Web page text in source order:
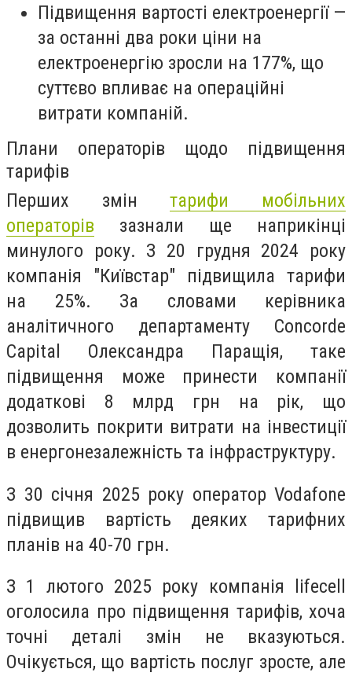
Підвищення вартості електроенергії —
за останні два роки ціни на
електроенергію зросли на 177%, що
суттєво впливає на операційні
витрати компаній.
Плани операторів щодо підвищення
тарифів
Перших змінтарифи мобільних
операторів зазнали ще наприкінці
минулого року. З 20 грудня 2024 року
компанія "Київстар" підвищила тарифи
на 25%. За словами керівника
аналітичного департаменту Concorde
Capital Олександра Паращія, таке
підвищення може принести компанії
додаткові 8 млрд грн на рік, що
дозволить покрити витрати на інвестиції
в енергонезалежність та інфраструктуру.
З 30 січня 2025 року оператор Vodafone
підвищив вартість деяких тарифних
планів на 40-70 грн.
З 1 лютого 2025 року компанія lifecell
оголосила про підвищення тарифів, хоча
точні деталі змін не вказуються.
Очікується, що вартість послуг зросте, але